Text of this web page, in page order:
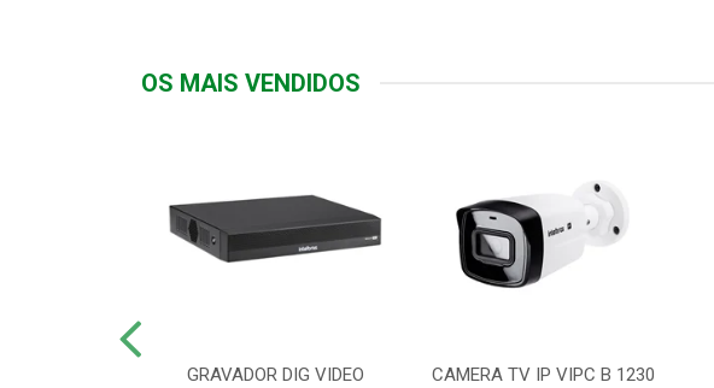
OS MAIS VENDIDOS
GRAVADOR DIG VIDEO
CAMERA TV IP VIPC B 1230